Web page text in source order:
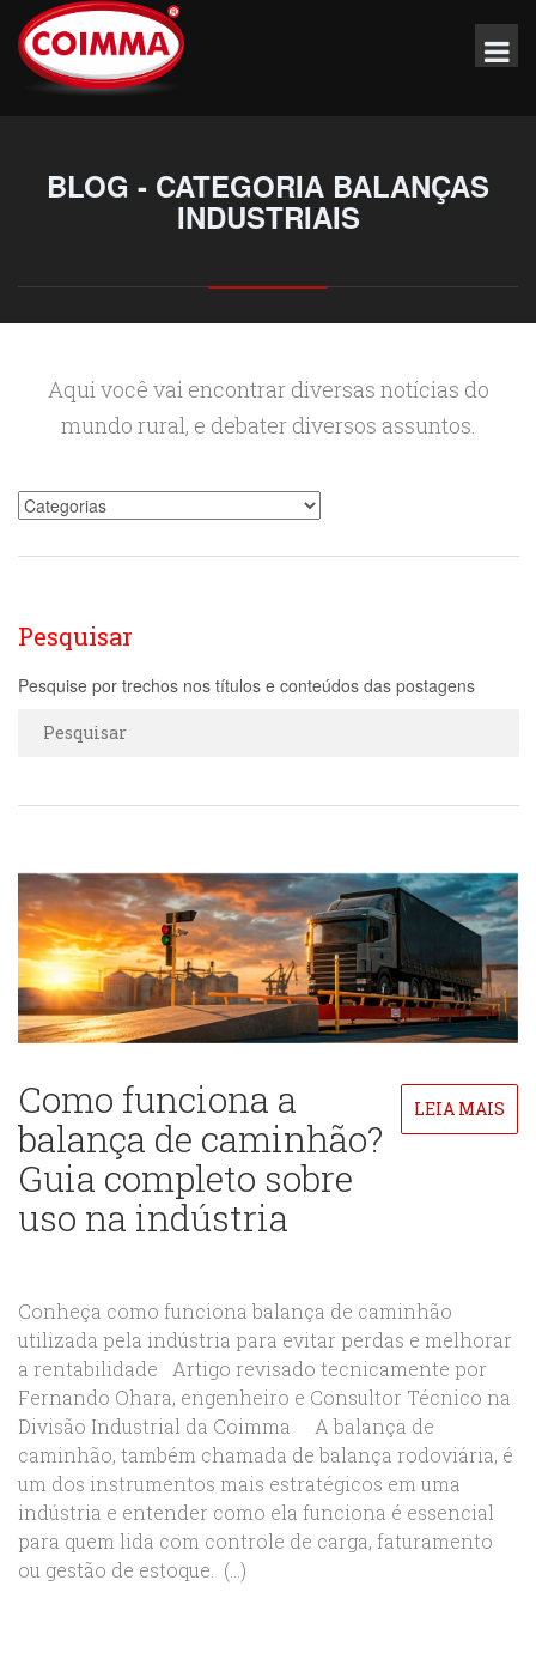
BLOG - CATEGORIA BALANÇAS
INDUSTRIAIS
Aqui você vai encontrar diversas notícias do
mundo rural, e debater diversos assuntos.
Pesquisar
Pesquise por trechos nos títulos e conteúdos das postagens
Como funciona a
balança de caminhão?
Guia completo sobre
uso na indústria
LEIA MAIS
Conheça como funciona balança de caminhão
utilizada pela indústria para evitar perdas e melhorar
a rentabilidade Artigo revisado tecnicamente por
Fernando Ohara, engenheiro e Consultor Técnico na
Divisão Industrial da Coimma A balança de
caminhão, também chamada de balança rodoviária, é
um dos instrumentos mais estratégicos em uma
indústria e entender como ela funciona é essencial
para quem lida com controle de carga, faturamento
ou gestão de estoque. (...)